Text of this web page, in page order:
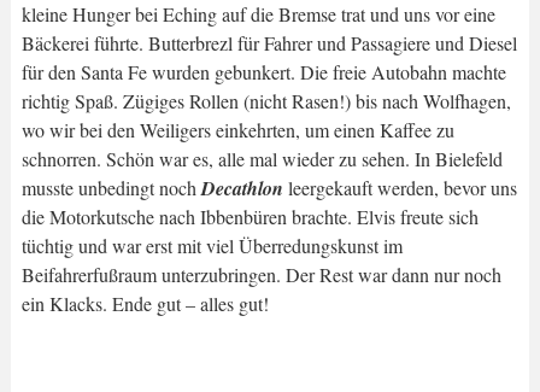
kleine Hunger bei Eching auf die Bremse trat und uns vor eine
Bäckerei führte. Butterbrezl für Fahrer und Passagiere und Diesel
für den Santa Fe wurden gebunkert. Die freie Autobahn machte
richtig Spaß. Zügiges Rollen (nicht Rasen!) bis nach Wolfhagen,
wo wir bei den Weiligers einkehrten, um einen Kaffee zu
schnorren. Schön war es, alle mal wieder zu sehen. In Bielefeld
musste unbedingt noch Decathlon leergekauft werden, bevor uns
die Motorkutsche nach Ibbenbüren brachte. Elvis freute sich
tüchtig und war erst mit viel Überredungskunst im
Beifahrerfußraum unterzubringen. Der Rest war dann nur noch
ein Klacks. Ende gut – alles gut!